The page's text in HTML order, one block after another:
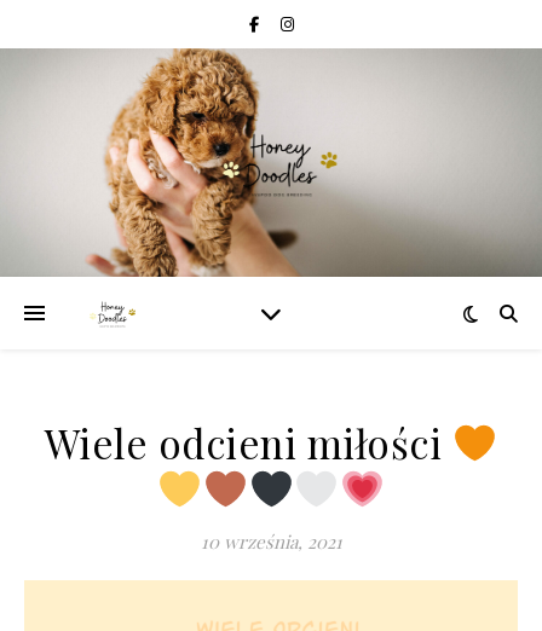
Wiele odcieni miłości
10 września, 2021